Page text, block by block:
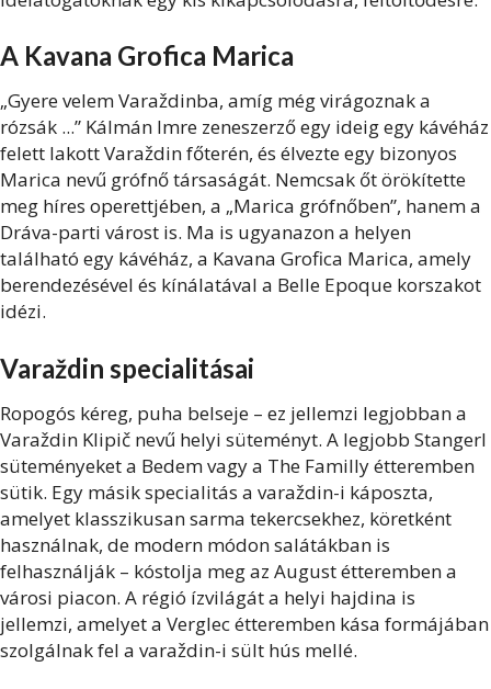
A Kavana Grofica Marica
„Gyere velem Varaždinba, amíg még virágoznak a
rózsák ...” Kálmán Imre zeneszerző egy ideig egy kávéház
felett lakott Varaždin főterén, és élvezte egy bizonyos
Marica nevű grófnő társaságát. Nemcsak őt örökítette
meg híres operettjében, a „Marica grófnőben”, hanem a
Dráva-parti várost is. Ma is ugyanazon a helyen
található egy kávéház, a Kavana Grofica Marica, amely
berendezésével és kínálatával a Belle Epoque korszakot
idézi.
Varaždin specialitásai
Ropogós kéreg, puha belseje – ez jellemzi legjobban a
Varaždin Klipič nevű helyi süteményt. A legjobb Stangerl
süteményeket a Bedem vagy a The Familly étteremben
sütik. Egy másik specialitás a varaždin-i káposzta,
amelyet klasszikusan sarma tekercsekhez, köretként
használnak, de modern módon salátákban is
felhasználják – kóstolja meg az August étteremben a
városi piacon. A régió ízvilágát a helyi hajdina is
jellemzi, amelyet a Verglec étteremben kása formájában
szolgálnak fel a varaždin-i sült hús mellé.